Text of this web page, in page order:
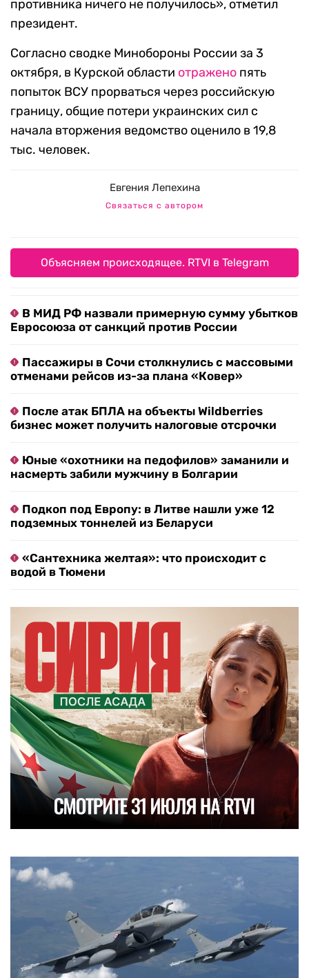
противника ничего не получилось», отметил
президент.
Согласно сводке Минобороны России за 3
октября, в Курской области отражено пять
попыток ВСУ прорваться через российскую
границу, общие потери украинских сил с
начала вторжения ведомство оценило в 19,8
тыс. человек.
Евгения Лепехина
Связаться с автором
Объясняем происходящее. RTVI в Telegram
В МИД РФ назвали примерную сумму убытков
Евросоюза от санкций против России
Пассажиры в Сочи столкнулись с массовыми
отменами рейсов из-за плана «Ковер»
После атак БПЛА на объекты Wildberries
бизнес может получить налоговые отсрочки
Юные «охотники на педофилов» заманили и
насмерть забили мужчину в Болгарии
Подкоп под Европу: в Литве нашли уже 12
подземных тоннелей из Беларуси
«Сантехника желтая»: что происходит с
водой в Тюмени